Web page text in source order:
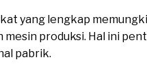
yang lengkap
mesin produksi. Hal ini
pabrik.